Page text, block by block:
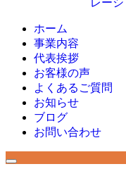
ホーム
事業内容
代表挨拶
お客様の声
よくあるご質問
お知らせ
ブログ
お問い合わせ